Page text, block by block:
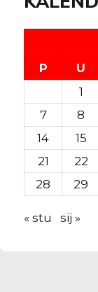
P U
1
7
8
14
15
21
22
28
29
« stu sij »